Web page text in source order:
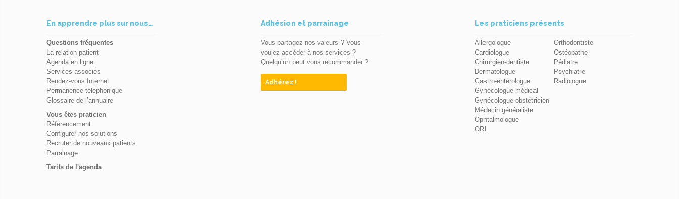
En apprendre plus sur nous…
Questions fréquentes
La relation patient
Agenda en ligne
Services associés
Rendez-vous Internet
Permanence téléphonique
Glossaire de l’annuaire
Vous êtes praticien
Référencement
Configurer nos solutions
Recruter de nouveaux patients
Parrainage
Tarifs de l'agenda
Adhésion et parrainage
Vous partagez nos valeurs ? Vous
voulez accéder à nos services ?
Quelqu’un peut vous recommander ?
Adhérez !
Les praticiens présents
Allergologue
Cardiologue
Chirurgien-dentiste
Dermatologue
Gastro-entérologue
Gynécologue médical
Gynécologue-obstétricien
Médecin généraliste
Ophtalmologue
ORL
Orthodontiste
Ostéopathe
Pédiatre
Psychiatre
Radiologue